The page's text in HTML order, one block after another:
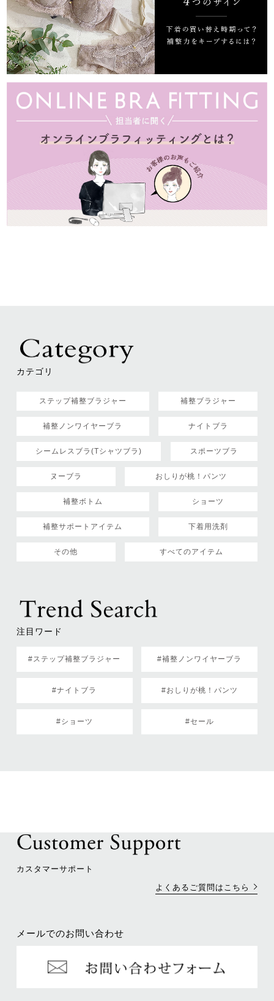
カテゴリ
ステップ補整ブラジャー 補整ブラジャー
補整ノンワイヤーブラ ナイトブラ
シームレスブラ(Tシャツブラ) スポーツブラ
ヌーブラ おしりが桃！パンツ
補整ボトム ショーツ
補整サポートアイテム 下着用洗剤
その他 すべてのアイテム
注目ワード
#ステップ補整ブラジャー #補整ノンワイヤーブラ
#ナイトブラ #おしりが桃！パンツ
#ショーツ #セール
カスタマーサポート
よくあるご質問はこちら
メールでのお問い合わせ